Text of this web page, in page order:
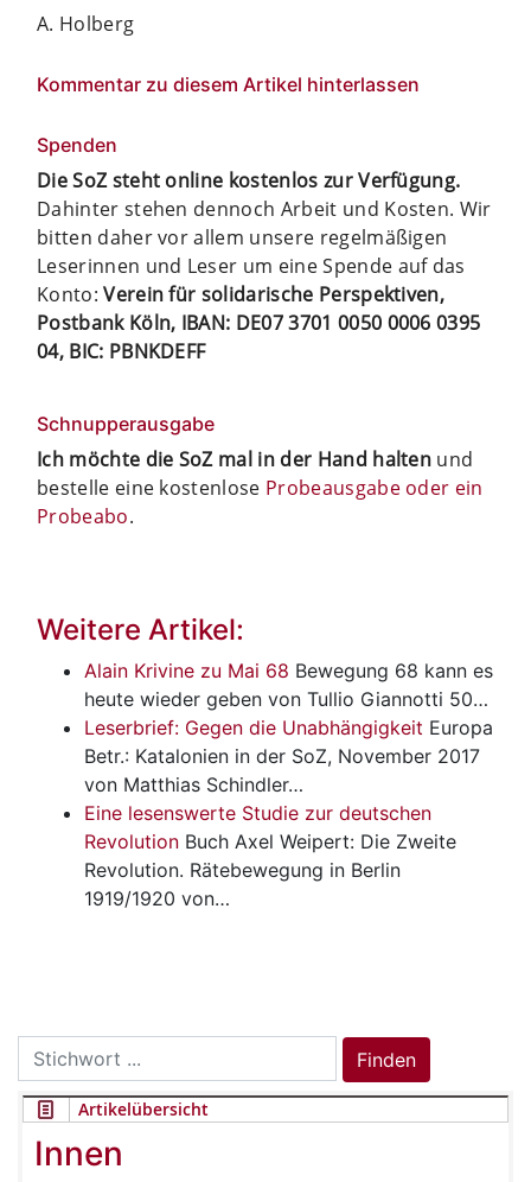
A. Holberg
Kommentar zu diesem Artikel hinterlassen
Spenden
Die SoZ steht online kostenlos zur Verfügung.
Dahinter stehen dennoch Arbeit und Kosten. Wir
bitten daher vor allem unsere regelmäßigen
Leserinnen und Leser um eine Spende auf das
Konto:Verein für solidarische Perspektiven,
Postbank Köln, IBAN: DE07 3701 0050 0006 0395
04, BIC: PBNKDEFF
Schnupperausgabe
Ich möchte die SoZ mal in der Hand halten und
bestelle eine kostenlose Probeausgabe oder ein
Probeabo.
Weitere Artikel:
Alain Krivine zu Mai 68 Bewegung 68 kann es
heute wieder geben von Tullio Giannotti 50…
Leserbrief: Gegen die Unabhängigkeit Europa
Betr.: Katalonien in der SoZ, November 2017
von Matthias Schindler…
Eine lesenswerte Studie zur deutschen
Revolution Buch Axel Weipert: Die Zweite
Revolution. Rätebewegung in Berlin
1919/1920 von…
Search
for:
Finden
Artikelübersicht
Innen